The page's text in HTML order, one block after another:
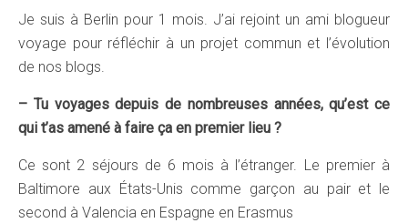
Je suis à Berlin pour 1 mois. J’ai rejoint un ami blogueur
voyage pour réfléchir à un projet commun et l’évolution
de nos blogs.
– Tu voyages depuis de nombreuses années, qu’est ce
qui t’as amené à faire ça en premier lieu ?
Ce sont 2 séjours de 6 mois à l’étranger. Le premier à
Baltimore aux États-Unis comme garçon au pair et le
second à Valencia en Espagne en Erasmus